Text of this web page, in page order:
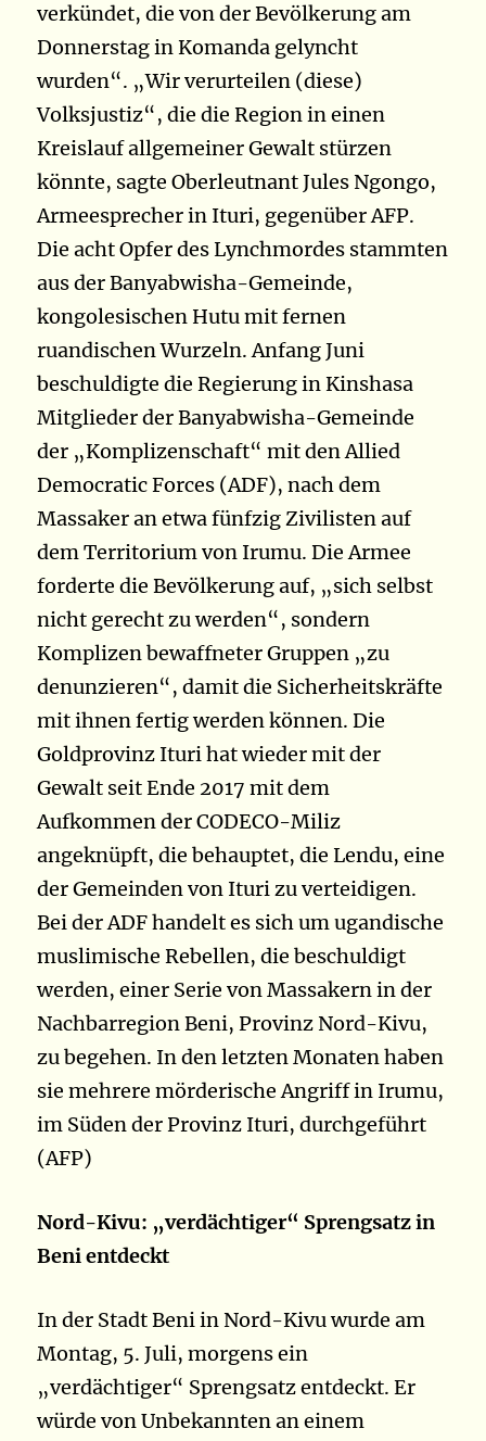
verkündet, die von der Bevölkerung am
Donnerstag in Komanda gelyncht
wurden“. „Wir verurteilen (diese)
Volksjustiz“, die die Region in einen
Kreislauf allgemeiner Gewalt stürzen
könnte, sagte Oberleutnant Jules Ngongo,
Armeesprecher in Ituri, gegenüber AFP.
Die acht Opfer des Lynchmordes stammten
aus der Banyabwisha-Gemeinde,
kongolesischen Hutu mit fernen
ruandischen Wurzeln. Anfang Juni
beschuldigte die Regierung in Kinshasa
Mitglieder der Banyabwisha-Gemeinde
der „Komplizenschaft“ mit den Allied
Democratic Forces (ADF), nach dem
Massaker an etwa fünfzig Zivilisten auf
dem Territorium von Irumu. Die Armee
forderte die Bevölkerung auf, „sich selbst
nicht gerecht zu werden“, sondern
Komplizen bewaffneter Gruppen „zu
denunzieren“, damit die Sicherheitskräfte
mit ihnen fertig werden können. Die
Goldprovinz Ituri hat wieder mit der
Gewalt seit Ende 2017 mit dem
Aufkommen der CODECO-Miliz
angeknüpft, die behauptet, die Lendu, eine
der Gemeinden von Ituri zu verteidigen.
Bei der ADF handelt es sich um ugandische
muslimische Rebellen, die beschuldigt
werden, einer Serie von Massakern in der
Nachbarregion Beni, Provinz Nord-Kivu,
zu begehen. In den letzten Monaten haben
sie mehrere mörderische Angriff in Irumu,
im Süden der Provinz Ituri, durchgeführt
(AFP)
Nord-Kivu: „verdächtiger“ Sprengsatz in
Beni entdeckt
In der Stadt Beni in Nord-Kivu wurde am
Montag, 5. Juli, morgens ein
„verdächtiger“ Sprengsatz entdeckt. Er
würde von Unbekannten an einem